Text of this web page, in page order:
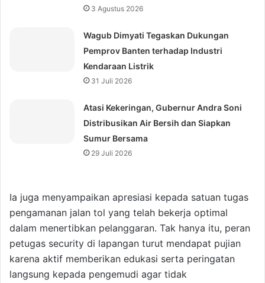
3 Agustus 2026
Wagub Dimyati Tegaskan Dukungan
Pemprov Banten terhadap Industri
Kendaraan Listrik
31 Juli 2026
Atasi Kekeringan, Gubernur Andra Soni
Distribusikan Air Bersih dan Siapkan
Sumur Bersama
29 Juli 2026
Ia juga menyampaikan apresiasi kepada satuan tugas
pengamanan jalan tol yang telah bekerja optimal
dalam menertibkan pelanggaran. Tak hanya itu, peran
petugas security di lapangan turut mendapat pujian
karena aktif memberikan edukasi serta peringatan
langsung kepada pengemudi agar tidak